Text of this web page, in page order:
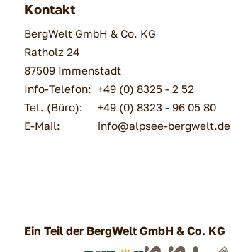
Kontakt
BergWelt GmbH & Co. KG
Ratholz 24
87509 Immenstadt
Info-Telefon: +49 (0) 8325 - 2 52
Tel. (Büro):
+49 (0) 8323 - 96 05 80
E-Mail:
info@alpsee-bergwelt.de
Ein Teil der BergWelt GmbH & Co. KG